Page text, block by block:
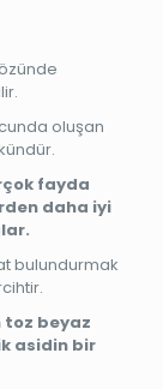
oluşan
fayda
daha iyi
bulundurmak
toz beyaz
asidin bir